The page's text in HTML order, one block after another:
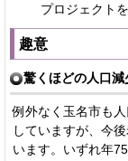
プロジェクト
趣意
驚くほどの人口減
例外なく玉名市も
していますが、今
います。いずれ年